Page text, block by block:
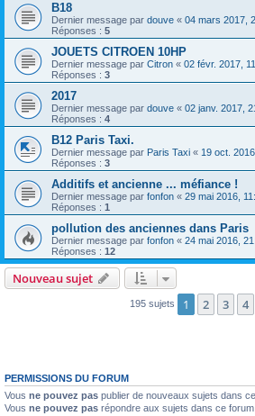
B18
Dernier message par douve « 04 mars 2017,
Réponses : 5
JOUETS CITROEN 10HP
Dernier message par Citron « 02 févr. 2017,
Réponses : 3
2017
Dernier message par douve « 02 janv. 2017,
Réponses : 4
B12 Paris Taxi.
Dernier message par Paris Taxi « 19 oct.
Réponses : 3
Additifs et ancienne ... méfiance !
Dernier message par fonfon « 29 mai 2016,
Réponses : 1
pollution des anciennes dans Paris
Dernier message par fonfon « 24 mai 2016,
Réponses : 12
Nouveau sujet
195 sujets 1 2 3 4
PERMISSIONS DU FORUM
Vous ne pouvez pas publier de nouveaux sujets dans
Vous ne pouvez pas répondre aux sujets dans ce forum